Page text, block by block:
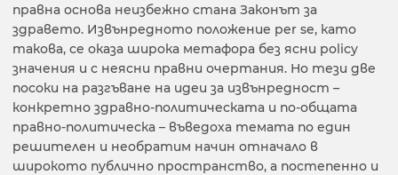
правна основа неизбежно стана Законът за
здравето. Извънредното положение per se, като
такова, се оказа широка метафора без ясни policy
значения и с неясни правни очертания. Но тези две
посоки на разгъване на идеи за извънредност –
конкретно здравно-политическата и по-общата
правно-политическа – въведоха темата по един
решителен и необратим начин отначало в
широкото публично пространство, а постепенно и